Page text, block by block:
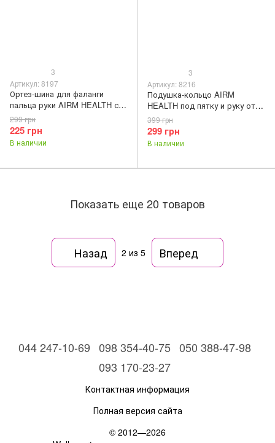
3
Артикул: 8197
Ортез-шина для фаланги
пальца руки AIRM HEALTH с
фиксацией 3 шт. (8197)
225 грн
299 грн
В наличии
3
Артикул: 8216
Подушка-кольцо AIRM
HEALTH под пятку и руку от
пролежней (8216)
299 грн
399 грн
В наличии
Показать еще 20 товаров
Назад 2 из 5 Вперед
044 247-10-69 098 354-40-75 050 388-47-98
093 170-23-27
Контактная информация
Полная версия сайта
© 2012—2026